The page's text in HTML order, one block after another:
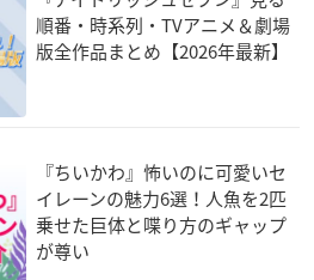
順番・時系列・TVアニメ＆劇場
版全作品まとめ【2026年最新】
『ちいかわ』怖いのに可愛いセ
イレーンの魅力6選！人魚を2匹
乗せた巨体と喋り方のギャップ
が尊い